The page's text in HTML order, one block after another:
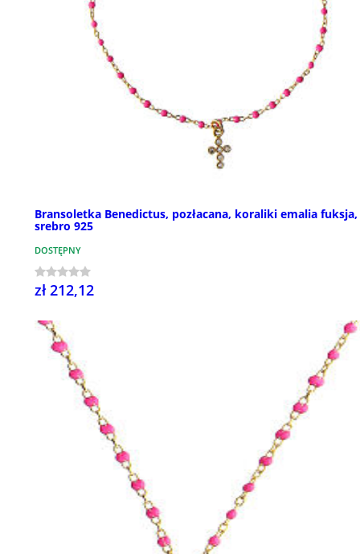
Bransoletka Benedictus, pozłacana, koraliki emalia fuksja,
srebro 925
DOSTĘPNY
zł 212,12